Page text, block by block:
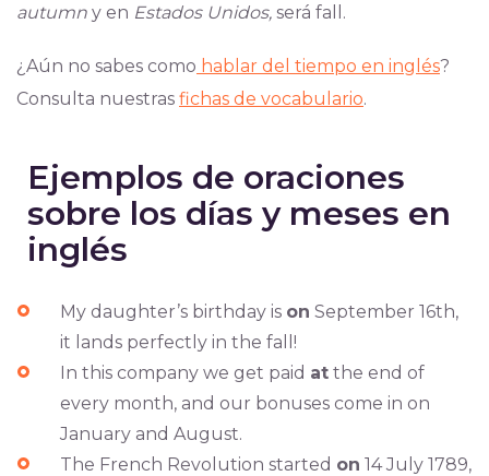
autumn y en Estados Unidos, será fall.
¿Aún no sabes como hablar del tiempo en inglés?
Consulta nuestras fichas de vocabulario.
Ejemplos de oraciones
sobre los días y meses en
inglés
My daughter’s birthday is on September 16th,
it lands perfectly in the fall!
In this company we get paid at the end of
every month, and our bonuses come in on
January and August.
The French Revolution started on 14 July 1789,